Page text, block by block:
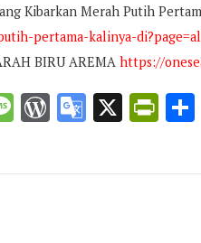
Kibarkan Merah Putih
pertama-kalinya-
BIRU AREMA https://
Message
WordPress
Google
X